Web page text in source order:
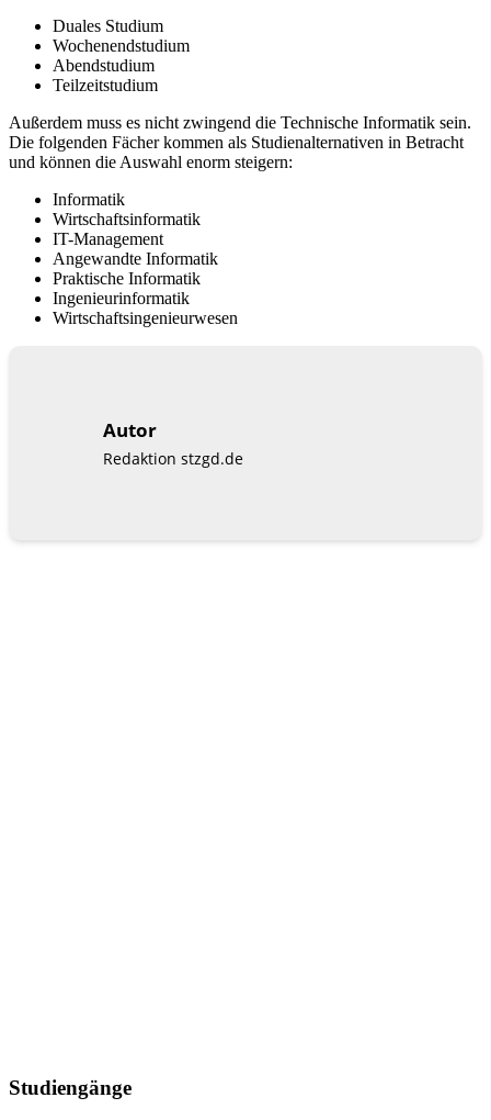
Duales Studium
Wochenendstudium
Abendstudium
Teilzeitstudium
Außerdem muss es nicht zwingend die Technische Informatik sein.
Die folgenden Fächer kommen als Studienalternativen in Betracht
und können die Auswahl enorm steigern:
Informatik
Wirtschaftsinformatik
IT-Management
Angewandte Informatik
Praktische Informatik
Ingenieurinformatik
Wirtschaftsingenieurwesen
Autor
Redaktion stzgd.de
Studiengänge